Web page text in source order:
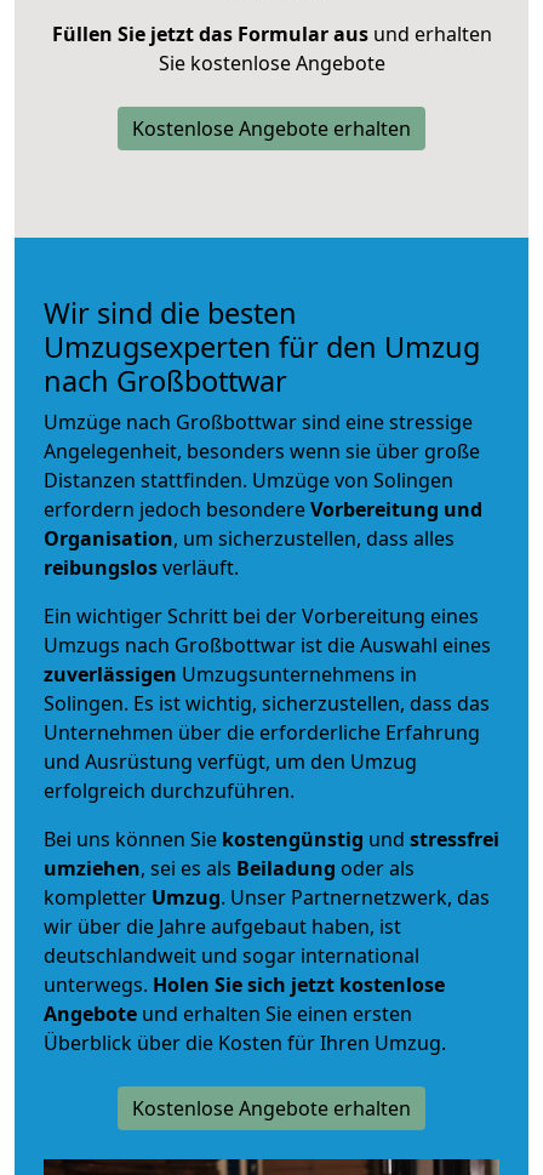
Füllen Sie jetzt das Formular ausund erhalten
Sie kostenlose Angebote
Kostenlose Angebote erhalten
Wir sind die besten
Umzugsexperten für den Umzug
nach Großbottwar
Umzüge nach Großbottwar sind eine stressige
Angelegenheit, besonders wenn sie über große
Distanzen stattfinden. Umzüge von Solingen
erfordern jedoch besondereVorbereitung und
Organisation, um sicherzustellen, dass alles
reibungslosverläuft.
Ein wichtiger Schritt bei der Vorbereitung eines
Umzugs nach Großbottwar ist die Auswahl eines
zuverlässigen Umzugsunternehmens in
Solingen. Es ist wichtig, sicherzustellen, dass das
Unternehmen über die erforderliche Erfahrung
und Ausrüstung verfügt, um den Umzug
erfolgreich durchzuführen.
Bei uns können Sie kostengünstig und stressfrei
umziehen, sei es als Beiladung oder als
kompletter Umzug. Unser Partnernetzwerk, das
wir über die Jahre aufgebaut haben, ist
deutschlandweit und sogar international
unterwegs. Holen Sie sich jetzt kostenlose
Angebote und erhalten Sie einen ersten
Überblick über die Kosten für Ihren Umzug.
Kostenlose Angebote erhalten